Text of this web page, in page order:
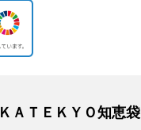
ＫＡＴＥＫＹＯ知恵袋